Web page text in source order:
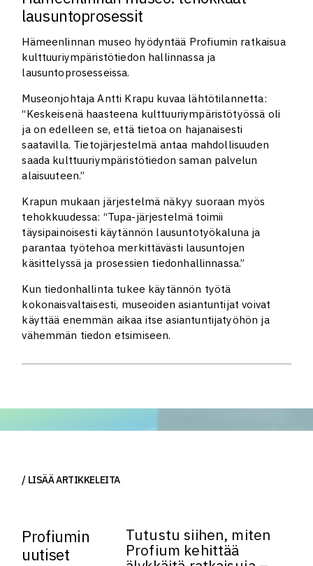
lausuntoprosessit
Hämeenlinnan museo hyödyntää Profiumin ratkaisua
kulttuuriympäristötiedon hallinnassa ja
lausuntoprosesseissa.
Museonjohtaja Antti Krapu kuvaa lähtötilannetta:
“Keskeisenä haasteena kulttuuriympäristötyössä oli
ja on edelleen se, että tietoa on hajanaisesti
saatavilla. Tietojärjestelmä antaa mahdollisuuden
saada kulttuuriympäristötiedon saman palvelun
alaisuuteen.”
Krapun mukaan järjestelmä näkyy suoraan myös
tehokkuudessa: “Tupa-järjestelmä toimii
täysipainoisesti käytännön lausuntotyökaluna ja
parantaa työtehoa merkittävästi lausuntojen
käsittelyssä ja prosessien tiedonhallinnassa.”
Kun tiedonhallinta tukee käytännön työtä
kokonaisvaltaisesti, museoiden asiantuntijat voivat
käyttää enemmän aikaa itse asiantuntijatyöhön ja
vähemmän tiedon etsimiseen.
LISÄÄ ARTIKKELEITA
Profiumin
uutiset
Tutustu siihen, miten
Profium kehittää